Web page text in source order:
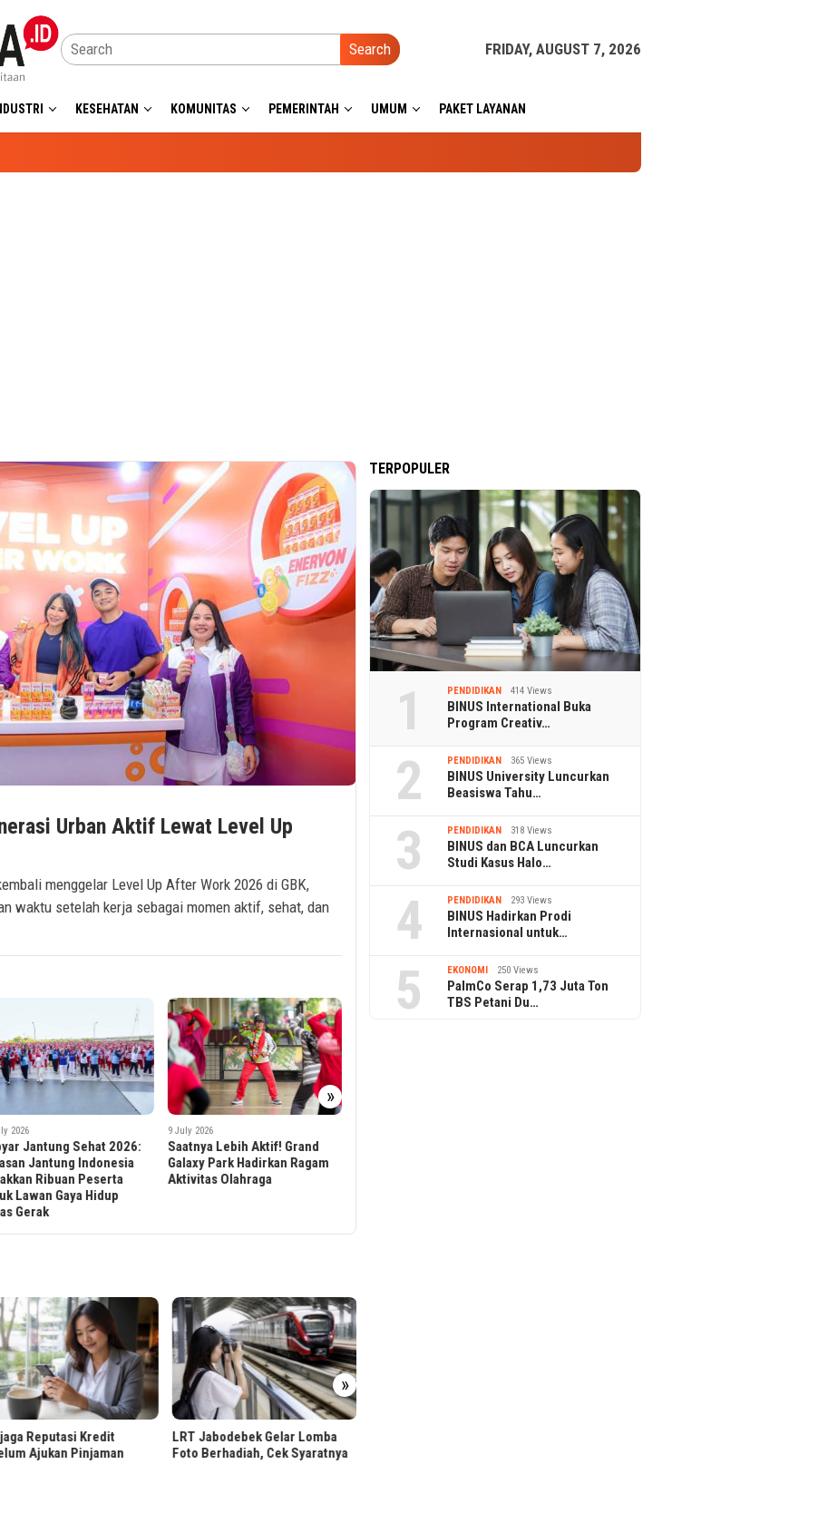
Search FRIDAY, AUGUST 7, 2026
KESEHATAN KOMUNITAS PEMERINTAH UMUM PAKET LAYANAN
Urban Aktif Lewat Level Up
menggelar Level Up After Work 2026 di GBK,
waktu setelah kerja sebagai momen aktif, sehat, dan
»
2026
Lebih Aktif! Grand
Park Hadirkan Ragam
Olahraga
7 July 2026
Bring The Fit & Wellness
Experience in Hublife
»
Gelar Lomba
Cek Syaratnya
Presiden Prabowo Tinjau
Hilirisasi Bioetanol PTPN I di
TERPOPULER
1 PENDIDIKAN 414 Views
BINUS International Buka
Program Creativ…
2 PENDIDIKAN 365 Views
BINUS University Luncurkan
Beasiswa Tahu…
3 PENDIDIKAN 318 Views
BINUS dan BCA Luncurkan
Studi Kasus Halo…
4 PENDIDIKAN 293 Views
BINUS Hadirkan Prodi
Internasional untuk…
5 EKONOMI 250 Views
PalmCo Serap 1,73 Juta Ton
TBS Petani Du…